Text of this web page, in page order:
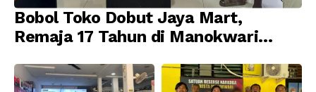
Bobol Toko Dobut Jaya Mart,
Remaja 17 Tahun di Manokwari
Jatanras Polda Papua Barat